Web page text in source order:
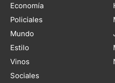
Economía
Policiales
Mundo
Estilo
Vinos
Sociales